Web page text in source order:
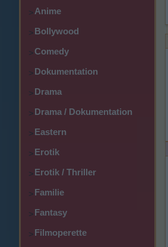
>Anime
>Bollywood
>Comedy
>Dokumentation
>Drama
>Drama / Dokumentation
>Eastern
>Erotik
>Erotik / Thriller
>Familie
>Fantasy
>Filmoperette